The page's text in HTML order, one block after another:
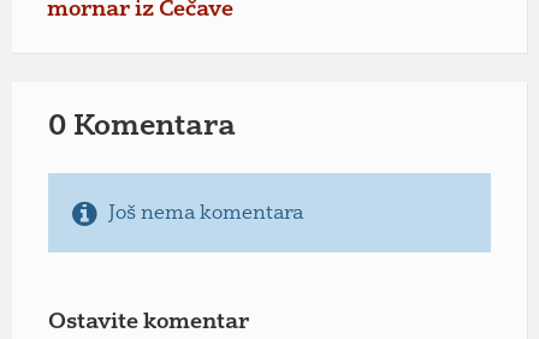
mornar iz Čečave
0 Komentara
Još nema komentara
Ostavite komentar